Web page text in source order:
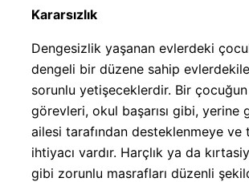
Kararsızlık
Dengesizlik yaşanan evlerdeki
dengeli bir düzene sahip
sorunlu yetişeceklerdir. Bir
görevleri, okul başarısı gibi, yerine
ailesi tarafından desteklenmeye
ihtiyacı vardır. Harçlık ya da
gibi zorunlu masrafları düzenli